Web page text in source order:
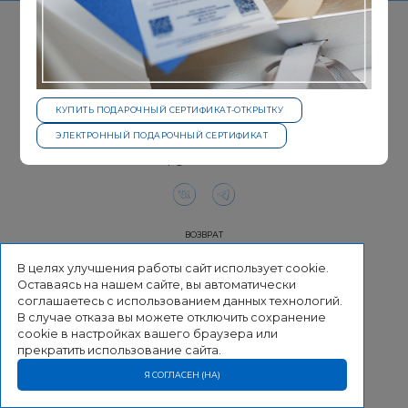
ВОЗВРАТ
ОПЛАТА
КОНТАКТЫ
ПОЛИТИКА КОНФИДЕНЦИАЛЬНОСТИ
+7 3452 682-682
В целях улучшения работы сайт использует cookie.
Оставаясь на нашем сайте, вы автоматически
соглашаетесь с использованием данных технологий.
В случае отказа вы можете отключить сохранение
cookie в настройках вашего браузера или
прекратить использование сайта.
Я СОГЛАСЕН (НА)
КУПИТЬ ПОДАРОЧНЫЙ СЕРТИФИКАТ-ОТКРЫТКУ
ЭЛЕКТРОННЫЙ ПОДАРОЧНЫЙ СЕРТИФИКАТ